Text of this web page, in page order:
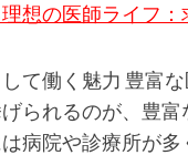
想の医師ライフ
て働く魅力 豊富
られるのが、豊
病院や診療所が